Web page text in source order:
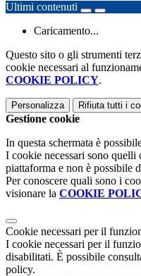
Ultimi contenuti
Caricamento...
Questo sito o gli strumenti
cookie necessari al
COOKIE POLICY.
Personalizza Rifiuta tutti i
Gestione cookie
In questa schermata è
I cookie necessari sono
piattaforma e non è possibile
Per conoscere quali sono i
visionare la COOKIE
Cookie necessari per il
I cookie necessari per il
disabilitati. È possibile
policy.